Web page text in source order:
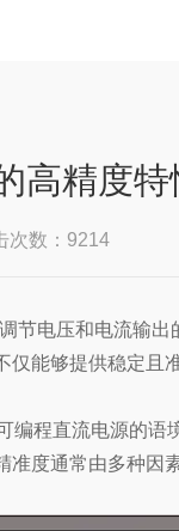
高精度
次数：9214
电压和电流输出
仅能够提供稳定
直流电源的语
准度通常由多种因